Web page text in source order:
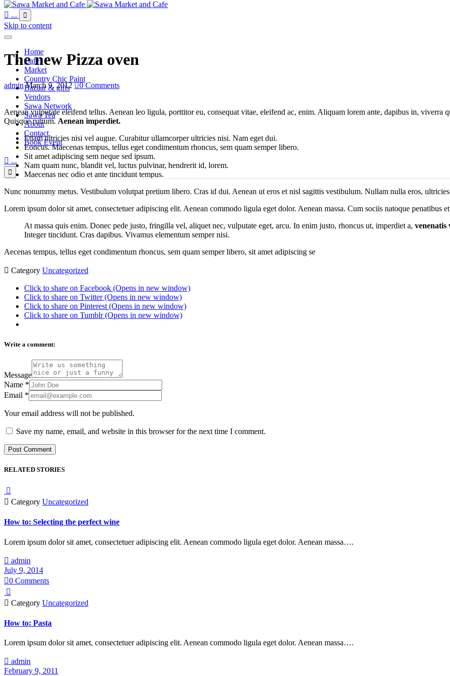
 ... 
Skip to content
Home
Cafe
Market
Country Chic Paint
Bazaar & gifts
Vendors
Sawa Network
Sawa Tea
About
Contact
Book Event
 ...

The new Pizza oven
admin March 9, 20120Comments
Aenean vulputate eleifend tellus. Aenean leo ligula, porttitor eu, consequat vitae, eleifend ac, enim. Aliquam lorem ante, dapibus in, viverra
Quisque rutrum. Aenean imperdiet.
Etiam ultricies nisi vel augue. Curabitur ullamcorper ultricies nisi. Nam eget dui.
Eoncus. Maecenas tempus, tellus eget condimentum rhoncus, sem quam semper libero.
Sit amet adipiscing sem neque sed ipsum.
Nam quam nunc, blandit vel, luctus pulvinar, hendrerit id, lorem.
Maecenas nec odio et ante tincidunt tempus.
Nunc nonummy metus. Vestibulum volutpat pretium libero. Cras id dui. Aenean ut eros et nisl sagittis vestibulum. Nullam nulla eros,
Lorem ipsum dolor sit amet, consectetuer adipiscing elit. Aenean commodo ligula eget dolor. Aenean massa. Cum sociis natoque penatibus
At massa quis enim. Donec pede justo, fringilla vel, aliquet nec, vulputate eget, arcu. In enim justo, rhoncus ut, imperdiet a, venenatis
Integer tincidunt. Cras dapibus. Vivamus elementum semper nisi.
Aecenas tempus, tellus eget condimentum rhoncus, sem quam semper libero, sit amet adipiscing se
 Category Uncategorized
Click to share on Facebook (Opens in new window)
Click to share on Twitter (Opens in new window)
Click to share on Pinterest (Opens in new window)
Click to share on Tumblr (Opens in new window)
Write a comment:
Message
Name *
Email *
Your email address will not be published.
Save my name, email, and website in this browser for the next time I comment.
RELATED STORIES

 Category Uncategorized
How to: Selecting the perfect wine
Lorem ipsum dolor sit amet, consectetuer adipiscing elit. Aenean commodo ligula eget dolor. Aenean massa….
 admin
July 9, 2014
0 Comments

 Category Uncategorized
How to: Pasta
Lorem ipsum dolor sit amet, consectetuer adipiscing elit. Aenean commodo ligula eget dolor. Aenean massa….
 admin
February 9, 2011